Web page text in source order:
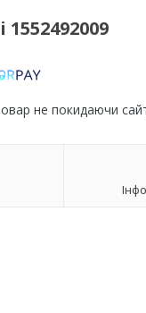
не покидаючи